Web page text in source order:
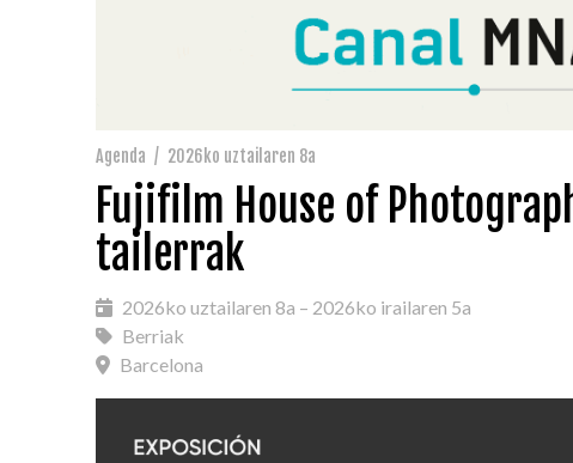
Agenda / 2026ko uztailaren 8a
Fujifilm House of
tailerrak
2026ko uztailaren 8a – 2026ko irailaren 5a
Berriak
Barcelona